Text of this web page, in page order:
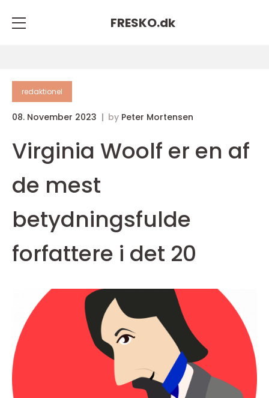
FRESKO.dk
redaktionel
08. November 2023 by Peter Mortensen
Virginia Woolf er en af
de mest
betydningsfulde
forfattere i det 20